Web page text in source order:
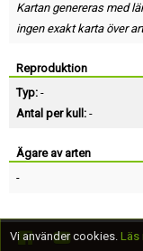
Kartan genereras med
ingen exakt karta över
Reproduktion
Typ: -
Antal per kull: -
Ägare av arten
-
Vi använder cookies. Läs